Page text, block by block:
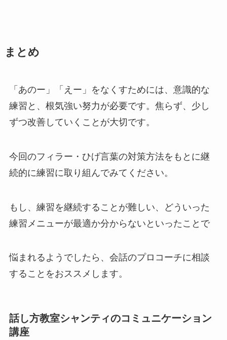
まとめ
「あのー」「えー」をなくすためには、意識的な
練習と、根気強い努力が必要です。焦らず、少し
ずつ改善していくことが大切です。
今回のフィラー・ひげ言葉の対策方法をもとに継
続的に練習に取り組んでみてください。
もし、練習を継続することが難しい、どういった
練習メニューが最適か分からないといったことで
悩まれるようでしたら、会話のプロコーチに相談
することをおススメします。
話し方教室シャンティのコミュニケーション
講座